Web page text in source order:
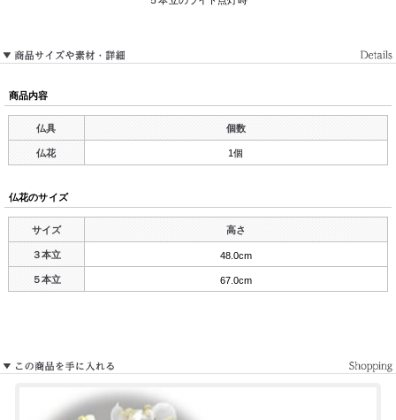
商品内容
仏具 個数
仏花 1個
仏花のサイズ
サイズ 高さ
３本立 48.0cm
５本立 67.0cm